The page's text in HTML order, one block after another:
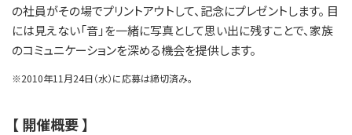
の社員がその場でプリントアウトして、記念にプレゼントします。 目
には見えない「音」を一緒に写真として思い出に残すことで、家族
のコミュニケーションを深める機会を提供します。
※2010年11月24日（水）に応募は締切済み。
【 開催概要 】